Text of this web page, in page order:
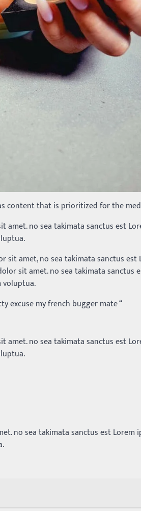
content that is prioritized for the
amet. no sea takimata sanctus est
sit amet, no sea takimata sanctus
sit amet. no sea takimata sanctus
voluptua.
excuse my french bugger mate “
amet. no sea takimata sanctus est
no sea takimata sanctus est Lorem